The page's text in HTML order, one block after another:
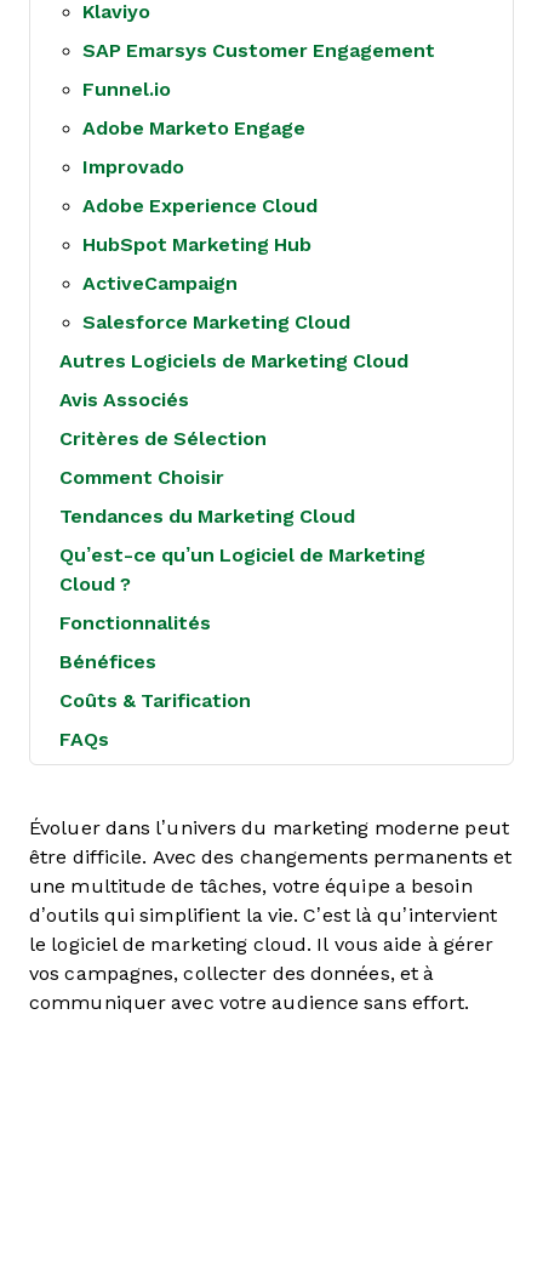
Klaviyo
SAP Emarsys Customer Engagement
Funnel.io
Adobe Marketo Engage
Improvado
Adobe Experience Cloud
HubSpot Marketing Hub
ActiveCampaign
Salesforce Marketing Cloud
Autres Logiciels de Marketing Cloud
Avis Associés
Critères de Sélection
Comment Choisir
Tendances du Marketing Cloud
Qu’est-ce qu’un Logiciel de Marketing
Cloud ?
Fonctionnalités
Bénéfices
Coûts & Tarification
FAQs
Évoluer dans l’univers du marketing moderne peut
être difficile. Avec des changements permanents et
une multitude de tâches, votre équipe a besoin
d’outils qui simplifient la vie. C’est là qu’intervient
le logiciel de marketing cloud. Il vous aide à gérer
vos campagnes, collecter des données, et à
communiquer avec votre audience sans effort.